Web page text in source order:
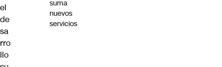
el
de
sa
rro
llo
suma
nuevos
servicios